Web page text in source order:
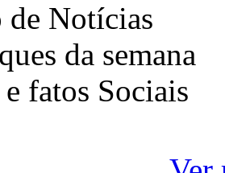
de Notícias
da semana
fatos Sociais